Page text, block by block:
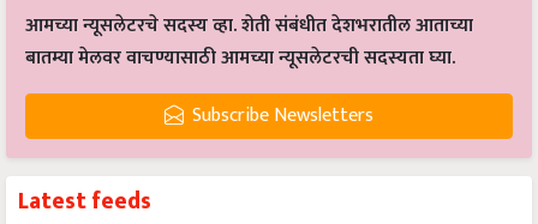
आमच्या न्यूसलेटरचे सदस्य व्हा. शेती संबंधीत देशभरातील आताच्या
बातम्या मेलवर वाचण्यासाठी आमच्या न्यूसलेटरची सदस्यता घ्या.
Subscribe Newsletters
Latest feeds